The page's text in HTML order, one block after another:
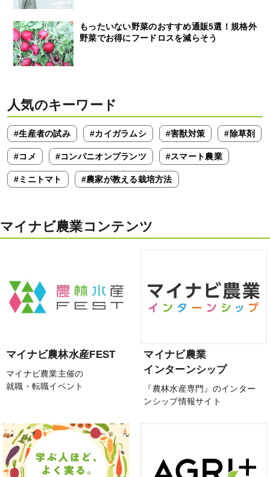
もったいない野菜のおすすめ通販5選！規格外
野菜でお得にフードロスを減らそう
人気のキーワード
#生産者の試み #カイガラムシ #害獣対策 #除草剤
#コメ #コンパニオンプランツ #スマート農業
#ミニトマト #農家が教える栽培方法
マイナビ農業コンテンツ
マイナビ農林水産FEST
マイナビ農業主催の
就職・転職イベント
マイナビ農業
インターンシップ
『農林水産専門』のインター
ンシップ情報サイト